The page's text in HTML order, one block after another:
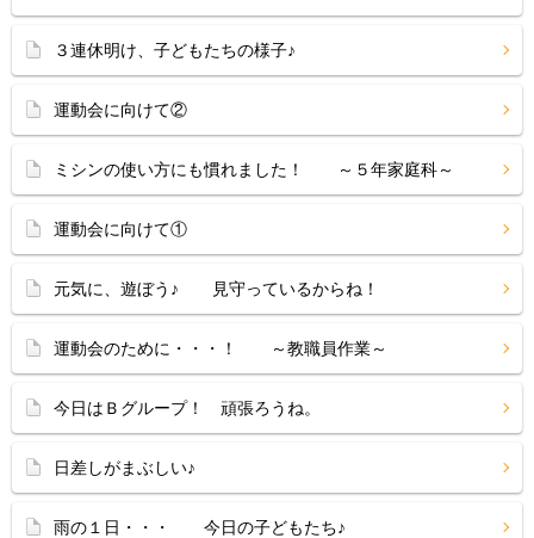
３連休明け、子どもたちの様子♪
運動会に向けて②
ミシンの使い方にも慣れました！ ～５年家庭科～
運動会に向けて①
元気に、遊ぼう♪ 見守っているからね！
運動会のために・・・！ ～教職員作業～
今日はＢグループ！ 頑張ろうね。
日差しがまぶしい♪
雨の１日・・・ 今日の子どもたち♪